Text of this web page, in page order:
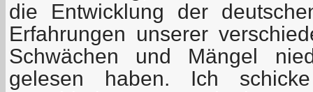
die Entwicklung der
Erfahrungen unserer
Schwächen und Mängel
gelesen haben. Ich